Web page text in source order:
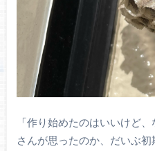
「作り始めたのはいいけど
さんが思ったのか、だいぶ